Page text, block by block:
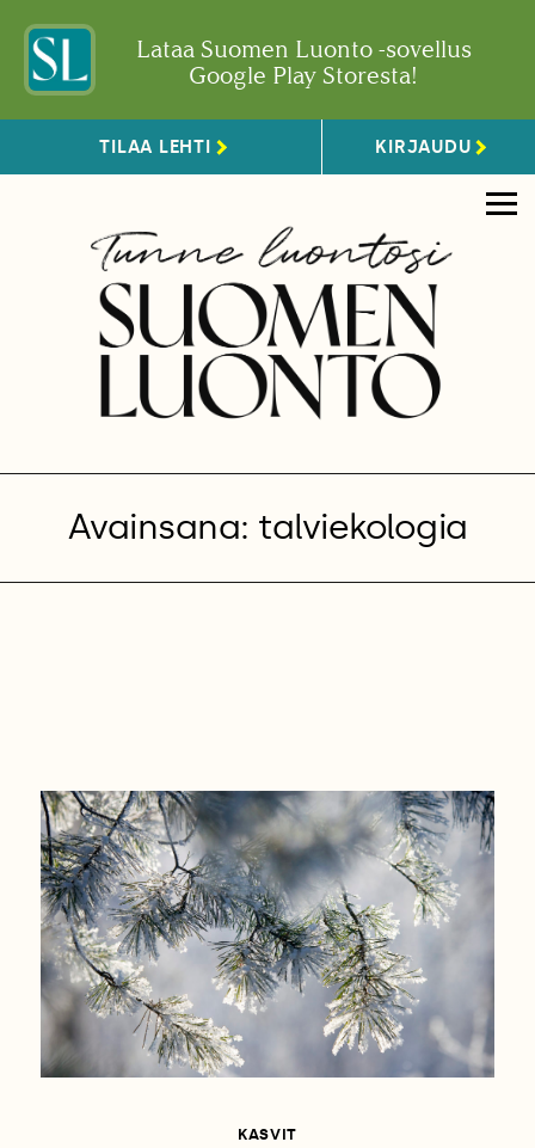
Lataa Suomen Luonto -sovellus
Google Play Storesta!
TILAA LEHTI KIRJAUDU
Avainsana: talviekologia
KASVIT